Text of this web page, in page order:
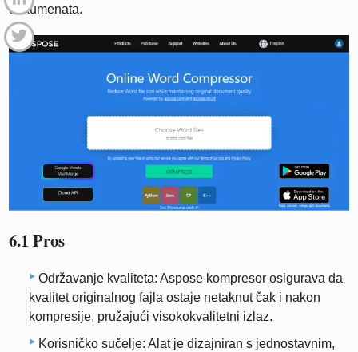
dokumenata.
6.1 Pros
Održavanje kvaliteta: Aspose kompresor osigurava da
kvalitet originalnog fajla ostaje netaknut čak i nakon
kompresije, pružajući visokokvalitetni izlaz.
Korisničko sučelje: Alat je dizajniran s jednostavnim,